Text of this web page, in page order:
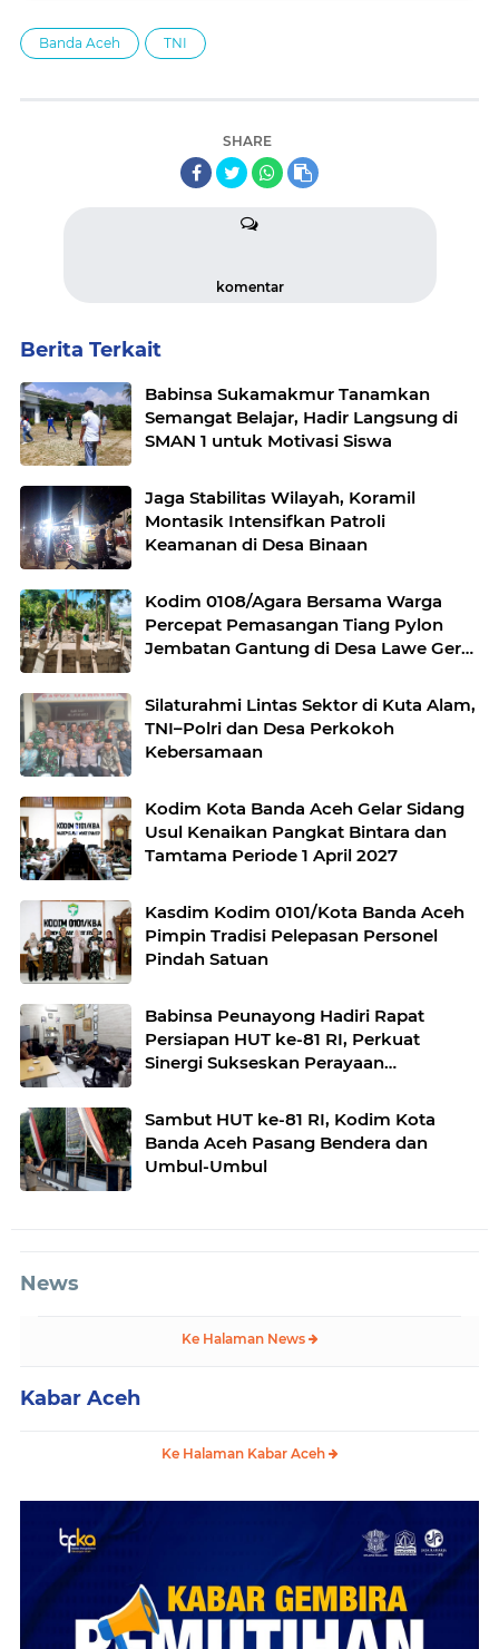
Banda Aceh TNI
SHARE
komentar
Berita Terkait
Babinsa Sukamakmur Tanamkan
Semangat Belajar, Hadir Langsung di
SMAN 1 untuk Motivasi Siswa
Jaga Stabilitas Wilayah, Koramil
Montasik Intensifkan Patroli
Keamanan di Desa Binaan
Kodim 0108/Agara Bersama Warga
Percepat Pemasangan Tiang Pylon
Jembatan Gantung di Desa Lawe Ger-
Silaturahmi Lintas Sektor di Kuta Alam,
TNI–Polri dan Desa Perkokoh
Kebersamaan
Kodim Kota Banda Aceh Gelar Sidang
Usul Kenaikan Pangkat Bintara dan
Tamtama Periode 1 April 2027
Kasdim Kodim 0101/Kota Banda Aceh
Pimpin Tradisi Pelepasan Personel
Pindah Satuan
Babinsa Peunayong Hadiri Rapat
Persiapan HUT ke-81 RI, Perkuat
Sinergi Sukseskan Perayaan
Sambut HUT ke-81 RI, Kodim Kota
Banda Aceh Pasang Bendera dan
Umbul-Umbul
News
Ke Halaman News
Kabar Aceh
Ke Halaman Kabar Aceh